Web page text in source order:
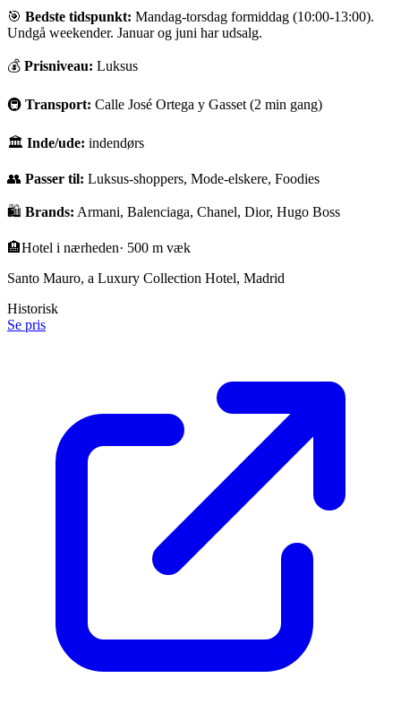
🎯 Bedste tidspunkt: Mandag-torsdag formiddag (10:00-13:00).
Undgå weekender. Januar og juni har udsalg.
💰 Prisniveau: Luksus
🚇 Transport: Calle José Ortega y Gasset (2 min gang)
🏛 Inde/ude: indendørs
👥 Passer til: Luksus-shoppers, Mode-elskere, Foodies
🛍️ Brands: Armani, Balenciaga, Chanel, Dior, Hugo Boss
🏨Hotel i nærheden· 500 m væk
Santo Mauro, a Luxury Collection Hotel, Madrid
Historisk
Se pris